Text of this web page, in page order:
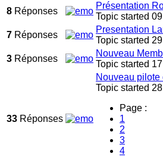
8 Réponses
Présentation
Topic started
7 Réponses
Presentation
Topic started
3 Réponses
Nouveau
Topic started
33 Réponses
Nouveau pilote
Topic started
Page :
1
2
3
4